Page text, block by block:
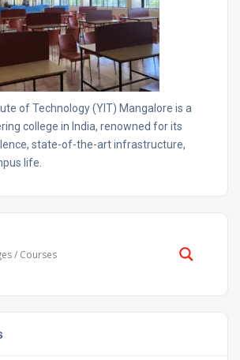
of Technology (YIT) Mangalore is a
college in India, renowned for its
state-of-the-art infrastructure,
life.